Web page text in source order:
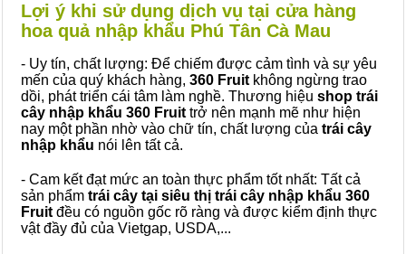
Lợi ý khi sử dụng dịch vụ tại cửa hàng
hoa quả nhập khẩu Phú Tân Cà Mau
- Uy tín, chất lượng: Để chiếm được cảm tình và sự yêu
mến của quý khách hàng, 360 Fruit không ngừng trao
dồi, phát triển cái tâm làm nghề. Thương hiệu shop trái
cây nhập khẩu 360 Fruit trở nên mạnh mẽ như hiện
nay một phần nhờ vào chữ tín, chất lượng của trái cây
nhập khẩu nói lên tất cả.
- Cam kết đạt mức an toàn thực phẩm tốt nhất: Tất cả
sản phẩm trái cây tại siêu thị trái cây nhập khẩu 360
Fruit đều có nguồn gốc rõ ràng và được kiểm định thực
vật đầy đủ của Vietgap, USDA,...